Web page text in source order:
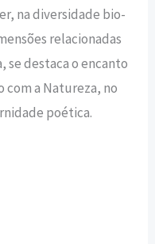
na diversidade bio-
relacionadas
se destaca o encanto
com a Natureza, no
poética.